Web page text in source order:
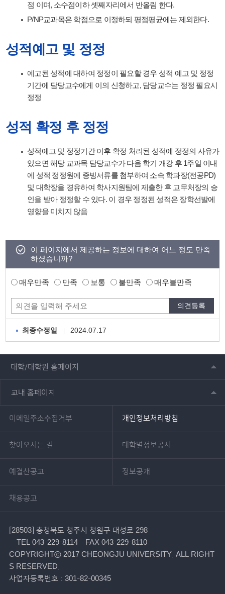
점 이며, 소수점이하 셋째자리에서 반올림 한다.
P/NP교과목은 학점으로 이정하되 평점평균에는 제외한다.
성적예고 및 정정
예고된 성적에 대하여 정정이 필요할 경우 성적 예고 및 정정
기간에 담당교수에게 이의 신청하고, 담당교수는 정정 필요시
정정
성적 확정 후 정정
성적예고 및 정정기간 이후 확정 처리된 성적에 정정의 사유가
있으면 해당 교과목 담당교수가 다음 학기 개강 후 1주일 이내
에 성적 정정원에 증빙서류를 첨부하여 소속 학과장(전공PD)
및 대학장을 경유하여 학사지원팀에 제출한 후 교무처장의 승
인을 받아 정정할 수 있다. 이 경우 정정된 성적은 장학선발에
영향을 미치지 않음
이 페이지에서 제공하는 정보에 대하여 어느 정도 만족
하셨습니까?
매우만족 만족 보통 불만족 매우불만족
최종수정일 2024.07.17
대학/대학원 홈페이지
교내 홈페이지
이메일주소수집거부 개인정보처리방침
찾아오시는 길 대학별정보공시
예결산공고 정보공개
채용공고
[28503] 충청북도 청주시 청원구 대성로 298
TEL.043-229-8114
FAX.043-229-8110
COPYRIGHTⓒ 2017 CHEONGJU UNIVERSITY. ALL RIGHT
S RESERVED.
사업자등록번호 : 301-82-00345